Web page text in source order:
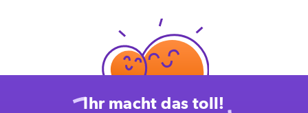
Ihr macht das toll!